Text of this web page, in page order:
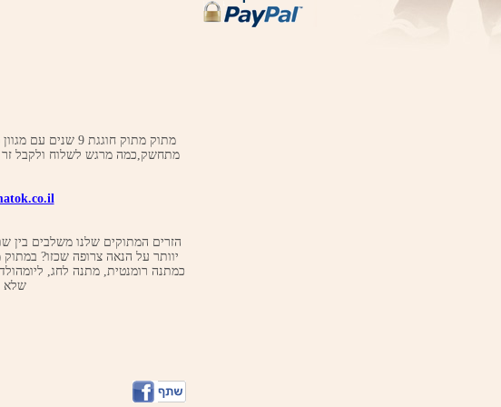
מתוק מתוק
מתחשק,כמה מרגש לשלוח ולקבל זר
יוותר על הנאה צרופה שכזו?
כמתנה רומנטית, מתנה לחג,
שלא